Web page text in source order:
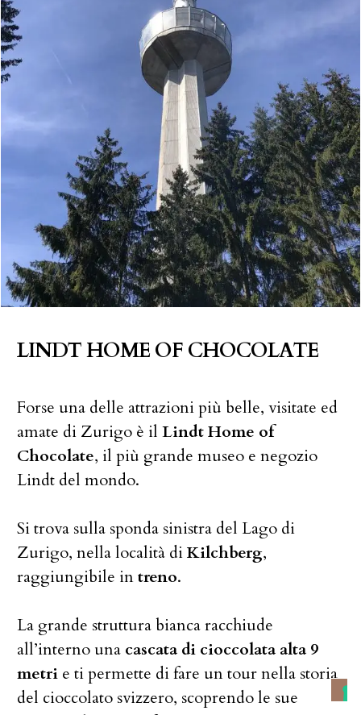
LINDT HOME OF CHOCOLATE
Forse una delle attrazioni più belle, visitate ed
amate di Zurigo è il Lindt Home of
Chocolate, il più grande museo e negozio
Lindt del mondo.
Si trova sulla sponda sinistra del Lago di
Zurigo, nella località diKilchberg,
raggiungibile intreno.
La grande struttura bianca racchiude
all’interno una cascata di cioccolata alta 9
metri e ti permette di fare un tour nella storia
del cioccolato svizzero, scoprendo le sue